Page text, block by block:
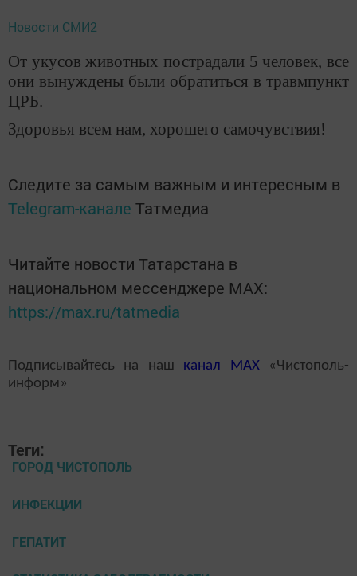
Новости СМИ2
От укусов животных пострадали 5 человек, все
они вынуждены были обратиться в травмпункт
ЦРБ.
Здоровья всем нам, хорошего самочувствия!
Следите за самым важным и интересным в
Telegram-канале Татмедиа
Читайте новости Татарстана в
национальном мессенджере MАХ:
https://max.ru/tatmedia
Подписывайтесь на наш канал MAX«Чистополь-
информ»
Теги:
ГОРОД ЧИСТОПОЛЬ
ИНФЕКЦИИ
ГЕПАТИТ